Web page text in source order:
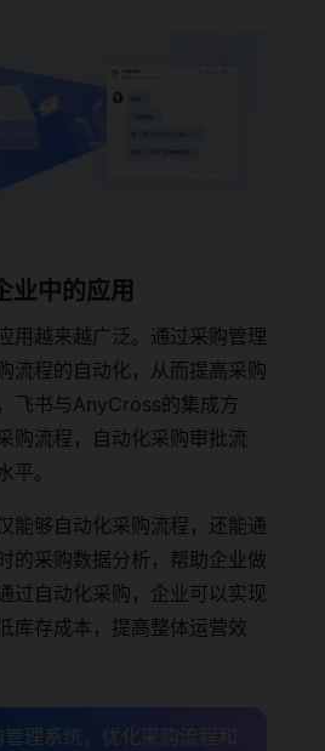
业中的应用
用越来越广泛。通过采购管理
流程的自动化，从而提高采购
飞书与AnyCross的集成方
购流程，自动化采购审批流
。
能够自动化采购流程，还能通
的采购数据分析，帮助企业做
过自动化采购，企业可以实现
库存成本，提高整体运营效
理系统，优化采购流程和